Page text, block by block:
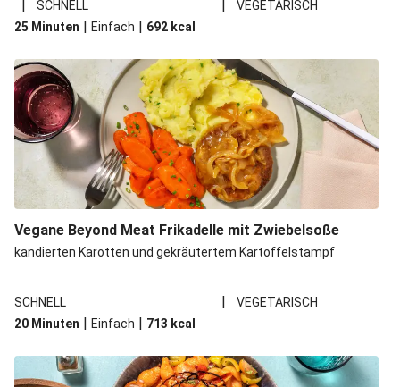
| SCHNELL |
VEGETARISCH
25 Minuten | Einfach | 692 kcal
Vegane Beyond Meat Frikadelle mit Zwiebelsoße
kandierten Karotten und gekräutertem Kartoffelstampf
SCHNELL |
VEGETARISCH
20 Minuten | Einfach | 713 kcal